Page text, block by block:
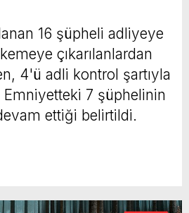
16 şüpheli adliyeye
çıkarılanlardan
4'ü adli kontrol şartıyla
Emniyetteki 7 şüphelinin
ettiği belirtildi.